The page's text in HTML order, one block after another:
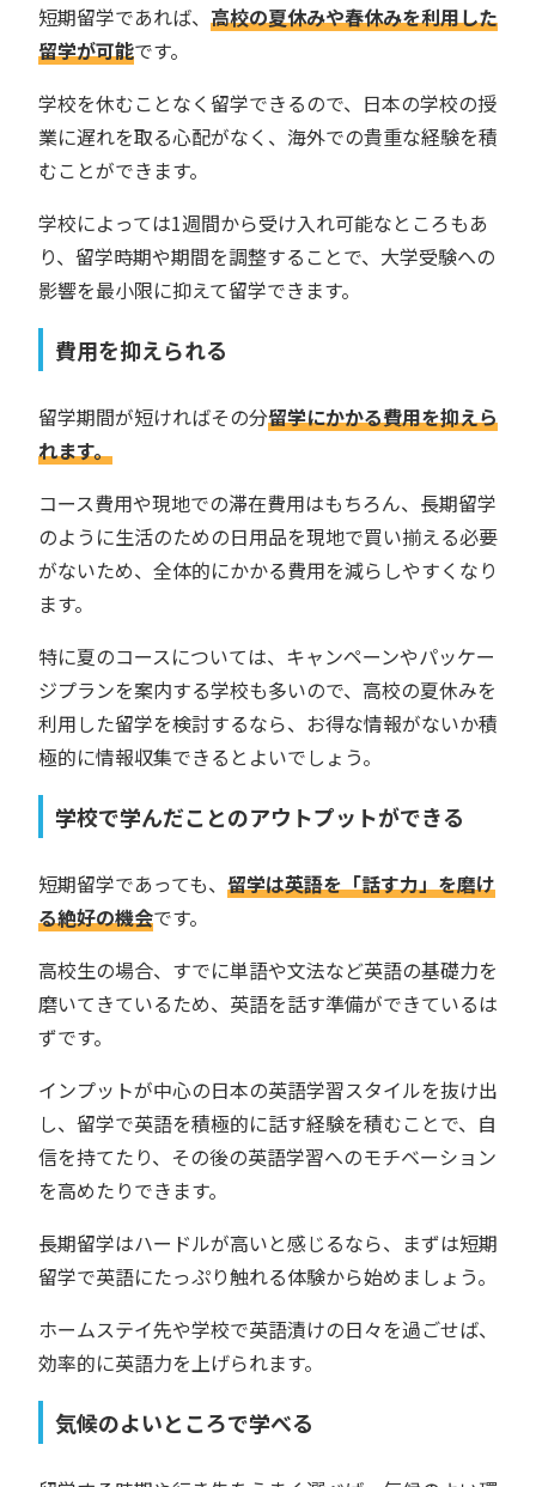
短期留学であれば、 高校の夏休みや春休みを利用した
留学が可能です。
学校を休むことなく留学できるので、日本の学校の授
業に遅れを取る心配がなく、海外での貴重な経験を積
むことができます。
学校によっては1週間から受け入れ可能なところもあ
り、留学時期や期間を調整することで、大学受験への
影響を最小限に抑えて留学できます。
費用を抑えられる
留学期間が短ければその分留学にかかる費用を抑えら
れます。
コース費用や現地での滞在費用はもちろん、長期留学
のように生活のための日用品を現地で買い揃える必要
がないため、全体的にかかる費用を減らしやすくなり
ます。
特に夏のコースについては、キャンペーンやパッケー
ジプランを案内する学校も多いので、高校の夏休みを
利用した留学を検討するなら、お得な情報がないか積
極的に情報収集できるとよいでしょう。
学校で学んだことのアウトプットができる
短期留学であっても、 留学は英語を「話す力」を磨け
る絶好の機会です。
高校生の場合、すでに単語や文法など英語の基礎力を
磨いてきているため、英語を話す準備ができているは
ずです。
インプットが中心の日本の英語学習スタイルを抜け出
し、留学で英語を積極的に話す経験を積むことで、自
信を持てたり、その後の英語学習へのモチベーション
を高めたりできます。
長期留学はハードルが高いと感じるなら、まずは短期
留学で英語にたっぷり触れる体験から始めましょう。
ホームステイ先や学校で英語漬けの日々を過ごせば、
効率的に英語力を上げられます。
気候のよいところで学べる